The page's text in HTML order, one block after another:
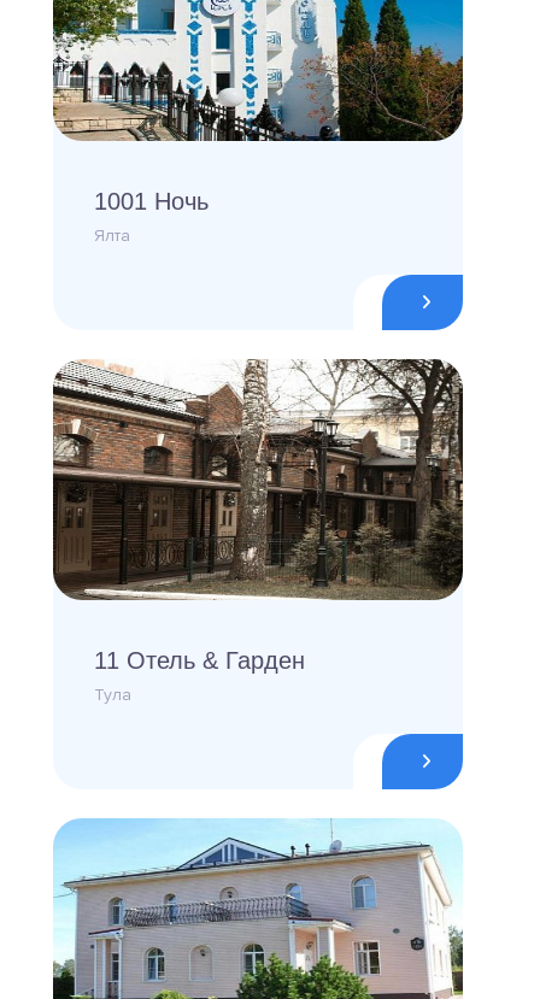
1001 Ночь
Ялта
11 Отель & Гарден
Тула